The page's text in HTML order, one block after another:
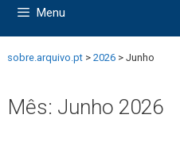
Menu
sobre.arquivo.pt > 2026 > Junho
Mês: Junho 2026